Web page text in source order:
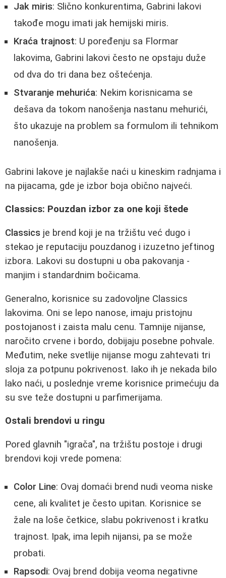
Jak miris: Slično konkurentima, Gabrini lakovi
takođe mogu imati jak hemijski miris.
Kraća trajnost: U poređenju sa Flormar
lakovima, Gabrini lakovi često ne opstaju duže
od dva do tri dana bez oštećenja.
Stvaranje mehurića: Nekim korisnicama se
dešava da tokom nanošenja nastanu mehurići,
što ukazuje na problem sa formulom ili tehnikom
nanošenja.
Gabrini lakove je najlakše naći u kineskim radnjama i
na pijacama, gde je izbor boja obično najveći.
Classics: Pouzdan izbor za one koji štede
Classics je brend koji je na tržištu već dugo i
stekao je reputaciju pouzdanog i izuzetno jeftinog
izbora. Lakovi su dostupni u oba pakovanja -
manjim i standardnim bočicama.
Generalno, korisnice su zadovoljne Classics
lakovima. Oni se lepo nanose, imaju pristojnu
postojanost i zaista malu cenu. Tamnije nijanse,
naročito crvene i bordo, dobijaju posebne pohvale.
Međutim, neke svetlije nijanse mogu zahtevati tri
sloja za potpunu pokrivenost. Iako ih je nekada bilo
lako naći, u poslednje vreme korisnice primećuju da
su sve teže dostupni u parfimerijama.
Ostali brendovi u ringu
Pored glavnih "igrača", na tržištu postoje i drugi
brendovi koji vrede pomena:
Color Line: Ovaj domaći brend nudi veoma niske
cene, ali kvalitet je često upitan. Korisnice se
žale na loše četkice, slabu pokrivenost i kratku
trajnost. Ipak, ima lepih nijansi, pa se može
probati.
Rapsodi: Ovaj brend dobija veoma negativne